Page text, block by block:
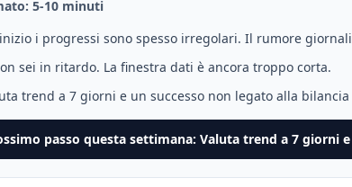
5-10 minuti
i progressi sono spesso irregolari. Il rumore
sei in ritardo. La finestra dati è ancora troppo corta.
trend a 7 giorni e un successo non legato alla
passo questa settimana: Valuta trend a 7 giorni